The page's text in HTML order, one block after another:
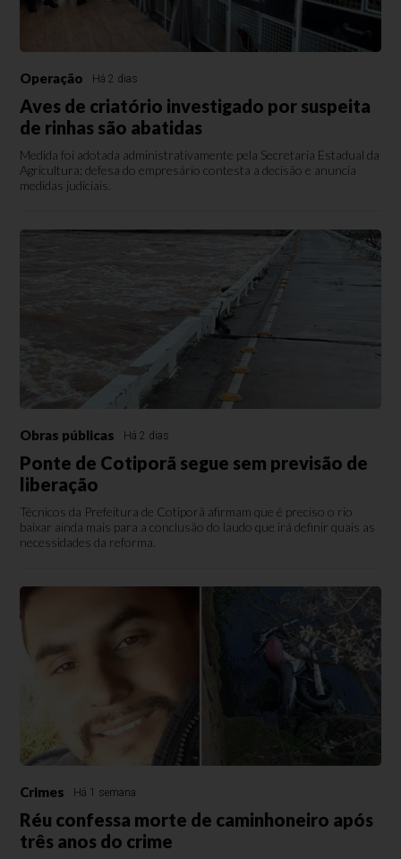
Operação Há 2 dias
Aves de criatório investigado por suspeita
de rinhas são abatidas
Medida foi adotada administrativamente pela Secretaria Estadual da
Agricultura; defesa do empresário contesta a decisão e anuncia
medidas judiciais.
Obras públicas Há 2 dias
Ponte de Cotiporã segue sem previsão de
liberação
Técnicos da Prefeitura de Cotiporã afirmam que é preciso o rio
baixar ainda mais para a conclusão do laudo que irá definir quais as
necessidades da reforma.
Crimes Há 1 semana
Réu confessa morte de caminhoneiro após
três anos do crime